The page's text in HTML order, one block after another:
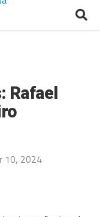
Rafael
10, 2024